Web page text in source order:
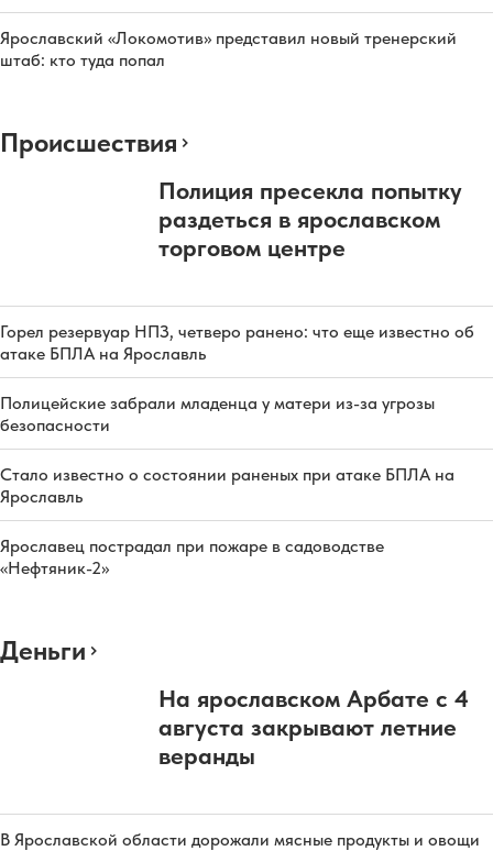
Ярославский «Локомотив» представил новый тренерский
штаб: кто туда попал
Происшествия
Полиция пресекла попытку
раздеться в ярославском
торговом центре
Горел резервуар НПЗ, четверо ранено: что еще известно об
атаке БПЛА на Ярославль
Полицейские забрали младенца у матери из-за угрозы
безопасности
Стало известно о состоянии раненых при атаке БПЛА на
Ярославль
Ярославец пострадал при пожаре в садоводстве
«Нефтяник-2»
Деньги
На ярославском Арбате с 4
августа закрывают летние
веранды
В Ярославской области дорожали мясные продукты и овощи